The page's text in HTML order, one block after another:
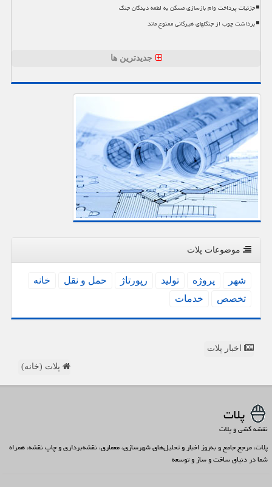
جزئیات پرداخت وام بازسازی مسکن به لطمه دیدگان جنگ
برداشت چوب از جنگلهای هیرکانی ممنوع ماند
جدیدترین ها
موضوعات پلات
شهر پروژه تولید رپورتاژ حمل و نقل
خانه
تخصص
خدمات
اخبار پلات
پلات (خانه)
پلات
نقشه کشی و پلات
پلات، مرجع جامع و به‌روز اخبار و تحلیل‌های شهرسازی، معماری، نقشه‌برداری و چاپ نقشه، همراه
شما در دنیای ساخت و ساز و توسعه